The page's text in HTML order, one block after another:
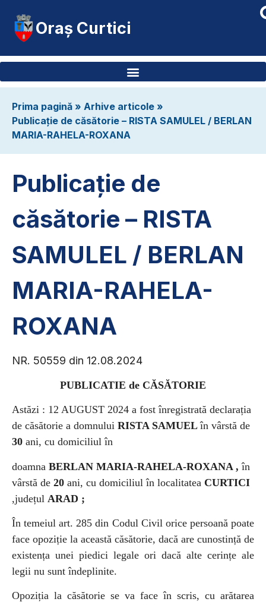
Oraș Curtici
Prima pagină » Arhive articole »
Publicație de căsătorie – RISTA SAMULEL / BERLAN
MARIA-RAHELA-ROXANA
Publicație de
căsătorie – RISTA
SAMULEL / BERLAN
MARIA-RAHELA-
ROXANA
NR. 50559 din 12.08.2024
PUBLICATIE de CĂSĂTORIE
Astăzi : 12 AUGUST 2024 a fost înregistrată declarația
de căsătorie a domnului RISTA SAMUELîn vârstă de
30 ani, cu domiciliul în
doamna BERLAN MARIA-RAHELA-ROXANA , în
vârstă de 20 ani, cu domiciliul în localitatea CURTICI
,județul ARAD ;
În temeiul art. 285 din Codul Civil orice persoană poate
face opoziție la această căsătorie, dacă are cunostință de
existența unei piedici legale ori dacă alte cerințe ale
legii nu sunt îndeplinite.
Opoziția la căsătorie se va face în scris, cu arătarea